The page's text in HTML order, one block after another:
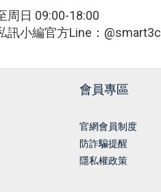
周日 09:00-18:00
訊小編官方Line：@smart3c
會員專區
官網會員制度
防詐騙提醒
隱私權政策